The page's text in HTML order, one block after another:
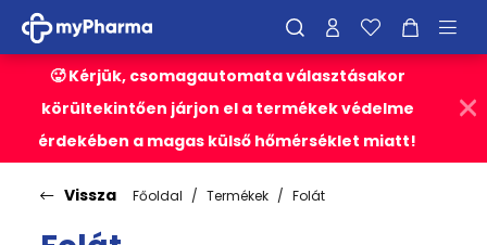
🥵 Kérjük, csomagautomata választásakor
körültekintően járjon el a termékek védelme
érdekében a magas külső hőmérséklet miatt!
Vissza Főoldal Termékek Folát